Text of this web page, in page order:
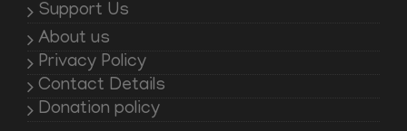
Support Us
About us
Privacy Policy
Contact Details
Donation policy